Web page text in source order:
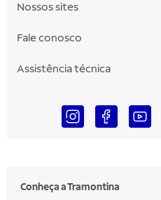
Nossos sites
Fale conosco
Assistência técnica
Conheça a Tramontina